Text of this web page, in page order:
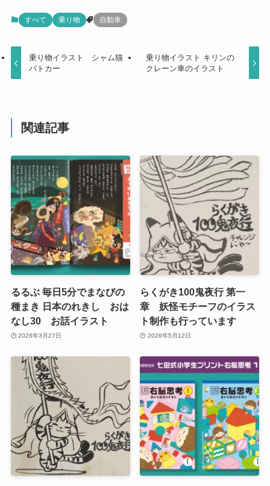
すべて 乗り物 自動車
乗り物イラスト シャム猫
パトカー
乗り物イラスト キリンの
クレーン車のイラスト
関連記事
るるぶ 毎日5分でまなびの
種まき 日本のれきし おは
なし30 お話イラスト
2026年3月27日
らくがき100鬼夜行 第一
章 妖怪モチーフのイラス
ト制作も行っています
2026年5月12日